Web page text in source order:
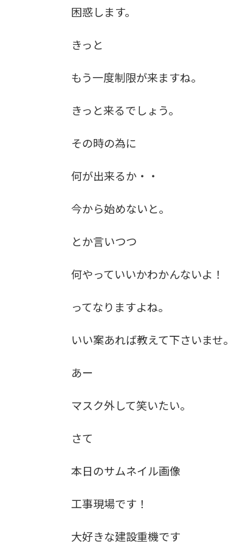
困惑します。
きっと
もう一度制限が来ますね。
きっと来るでしょう。
その時の為に
何が出来るか・・
今から始めないと。
とか言いつつ
何やっていいかわかんないよ！
ってなりますよね。
いい案あれば教えて下さいませ。
あー
マスク外して笑いたい。
さて
本日のサムネイル画像
工事現場です！
大好きな建設重機です